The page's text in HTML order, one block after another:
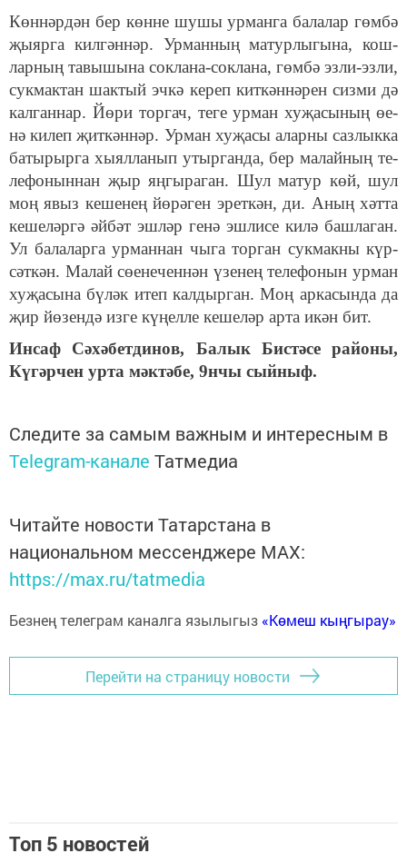
Көн­нәр­дән бер көн­не шу­шы ур­ман­га ба­ла­лар гөм­бә
җы­яр­га кил­гән­нәр. Ур­ман­ның ма­тур­лы­гы­на, кош­
лар­ның та­вы­шы­на сок­ла­на-сок­ла­на, гөм­бә эз­ли-эз­ли,
сук­мак­тан шак­тый эч­кә ке­реп кит­кән­нә­рен сиз­ми дә
кал­ган­нар. Йө­ри тор­гач, те­ге ур­ман ху­җа­сы­ның өе­
нә ки­леп җит­кән­нәр. Ур­ман ху­җа­сы алар­ны саз­лык­ка
ба­ты­рыр­га хы­ял­ла­нып утыр­ган­да, бер ма­лай­ның те­
ле­фо­нын­нан җыр яң­гы­ра­ган. Шул ма­тур көй, шул
моң явыз ке­ше­нең йө­рә­ген эрет­кән, ди. Аның хәт­та
ке­ше­ләр­гә әй­бәт эш­ләр ге­нә эш­ли­се ки­лә баш­ла­ган.
Ул ба­ла­лар­га ур­ман­нан чы­га тор­ган сук­мак­ны күр­
сәт­кән. Ма­лай сө­е­не­чен­нән үзе­нең те­ле­фо­нын ур­ман
ху­җа­сы­на бү­ләк итеп кал­дыр­ган. Моң ар­ка­сын­да да
җир йө­зен­дә из­ге кү­ңел­ле ке­ше­ләр ар­та икән бит.
Ин­саф Сә­хә­бет­ди­нов, Ба­лык Бис­тә­се ра­йо­ны,
Кү­гәр­чен ур­та мәк­тә­бе, 9нчы сый­ныф.
Следите за самым важным и интересным в
Telegram-канале Татмедиа
Читайте новости Татарстана в
национальном мессенджере MАХ:
https://max.ru/tatmedia
Безнең телеграм каналга язылыгыз «Көмеш кыңгырау»
Перейти на страницу новости
Топ 5 новостей